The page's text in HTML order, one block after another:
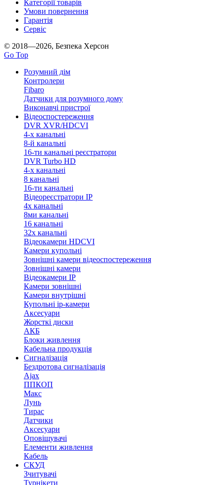
Категорії товарів
Умови повернення
Гарантія
Сервіс
© 2018—2026, Безпека Херсон
Go Top
Розумний дім
Контролери
Fibaro
Датчики для розумного дому
Виконавчі пристрої
Відеоспостереження
DVR XVR/HDCVI
4-x канальні
8-й канальні
16-ти канальні реєстратори
DVR Turbo HD
4-х канальні
8 канальні
16-ти канальні
Відеореєстратори IP
4х канальні
8ми канальні
16 канальні
32x канальні
Відеокамери HDCVI
Камери купольні
Зовнішні камери відеоспостереження
Зовнішні камери
Відеокамери IP
Камери зовнішні
Камери внутрішні
Купольні ip-камери
Аксесуари
Жорсткі диски
АКБ
Блоки живлення
Кабельна продукція
Сигналізація
Бездротова сигналізація
Ajax
ППКОП
Макс
Лунь
Тирас
Датчики
Аксесуари
Оповіщувачі
Елементи живлення
Кабель
СКУД
Зчитувачі
Турнікети